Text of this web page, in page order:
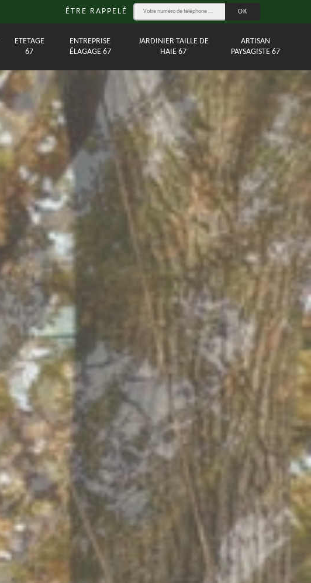
ÊTRE RAPPELÉ
ETETAGE
67
ENTREPRISE
ÉLAGAGE 67
JARDINIER TAILLE DE
HAIE 67
ARTISAN
PAYSAGISTE 67